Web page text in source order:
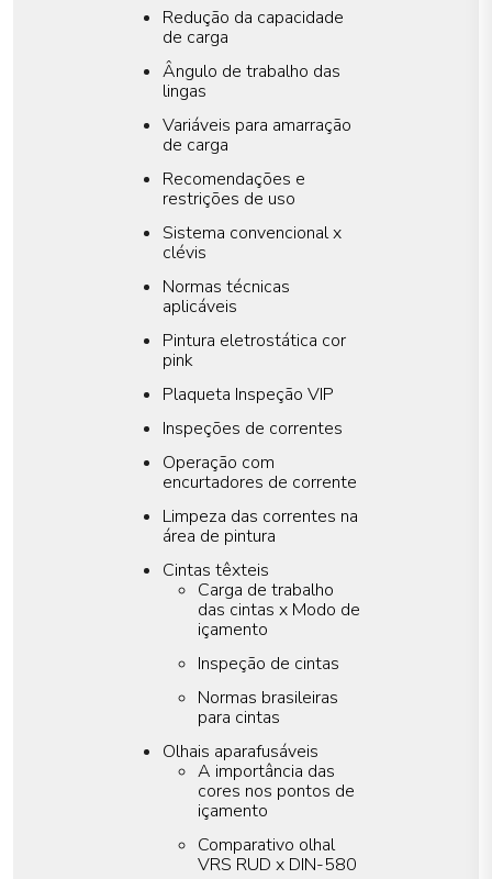
Redução da capacidade
de carga
Ângulo de trabalho das
lingas
Variáveis para amarração
de carga
Recomendações e
restrições de uso
Sistema convencional x
clévis
Normas técnicas
aplicáveis
Pintura eletrostática cor
pink
Plaqueta Inspeção VIP
Inspeções de correntes
Operação com
encurtadores de corrente
Limpeza das correntes na
área de pintura
Cintas têxteis
Carga de trabalho
das cintas x Modo de
içamento
Inspeção de cintas
Normas brasileiras
para cintas
Olhais aparafusáveis
A importância das
cores nos pontos de
içamento
Comparativo olhal
VRS RUD x DIN-580